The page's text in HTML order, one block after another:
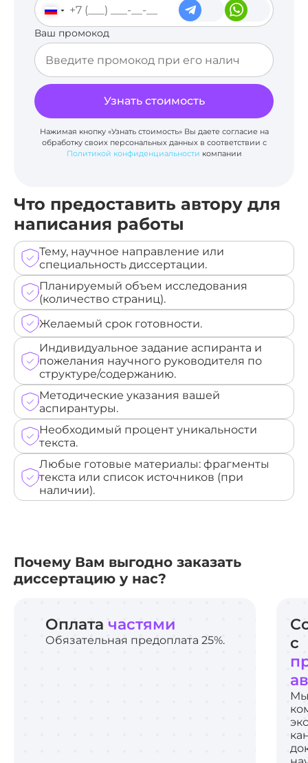
Что предоставить автору для
написания работы
Тему, научное направление или
специальность диссертации.
Планируемый объем исследования
(количество страниц).
Желаемый срок готовности.
Индивидуальное задание аспиранта и
пожелания научного руководителя по
структуре/содержанию.
Методические указания вашей
аспирантуры.
Необходимый процент уникальности
текста.
Любые готовые материалы: фрагменты
текста или список источников (при
наличии).
Ваш промокод
Узнать стоимость
Нажимая кнопку «Узнать стоимость» Вы даете согласие на
обработку своих персональных данных в соответствии с
Политикой конфиденциальности компании
Почему Вам выгодно заказать
диссертацию у нас?
Оплата частями
Обязательная предоплата 25%.
с